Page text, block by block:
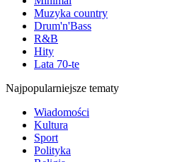
Muzyka country
Drum'n'Bass
R&B
Hity
Lata 70-te
Najpopularniejsze tematy
Wiadomości
Kultura
Sport
Polityka